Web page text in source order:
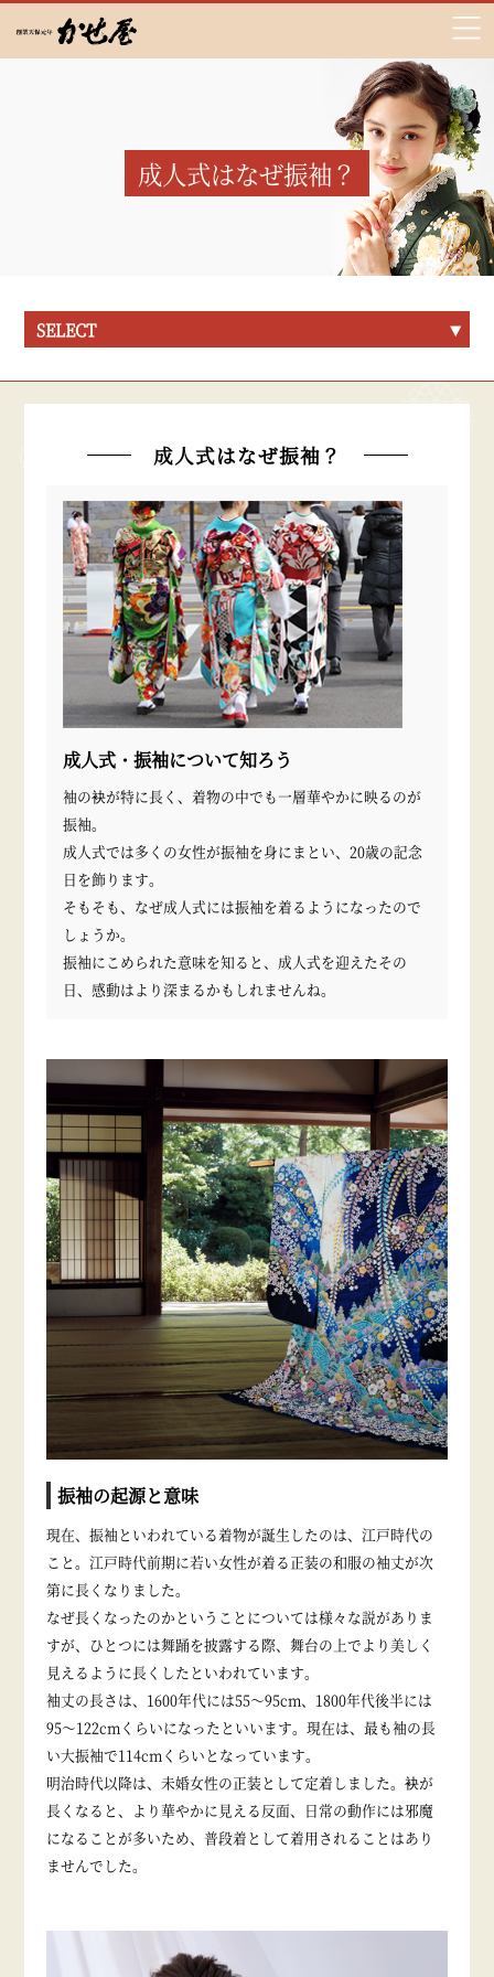
成人式はなぜ振袖？
SELECT
成人式はなぜ振袖？
成人式・振袖について知ろう
袖の袂が特に長く、着物の中でも一層華やかに映るのが
振袖。
成人式では多くの女性が振袖を身にまとい、20歳の記念
日を飾ります。
そもそも、なぜ成人式には振袖を着るようになったので
しょうか。
振袖にこめられた意味を知ると、成人式を迎えたその
日、感動はより深まるかもしれませんね。
振袖の起源と意味
現在、振袖といわれている着物が誕生したのは、江戸時代の
こと。江戸時代前期に若い女性が着る正装の和服の袖丈が次
第に長くなりました。
なぜ長くなったのかということについては様々な説がありま
すが、ひとつには舞踊を披露する際、舞台の上でより美しく
見えるように長くしたといわれています。
袖丈の長さは、1600年代には55～95cm、1800年代後半には
95～122cmくらいになったといいます。現在は、最も袖の長
い大振袖で114cmくらいとなっています。
明治時代以降は、未婚女性の正装として定着しました。袂が
長くなると、より華やかに見える反面、日常の動作には邪魔
になることが多いため、普段着として着用されることはあり
ませんでした。